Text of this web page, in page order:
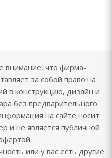
что фирма-
за собой право на
в конструкцию, дизайн и
без предварительного
на сайте носит
и не является публичной
или у вас есть другие